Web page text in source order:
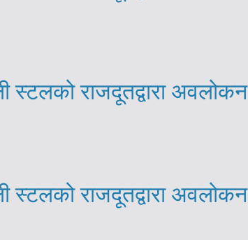
स्टलको राजदूतद्वारा अवलोकन
स्टलको राजदूतद्वारा अवलोकन